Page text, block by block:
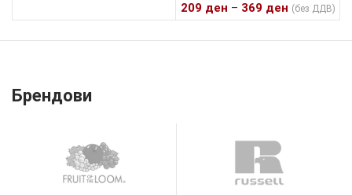
209 ден – 369 ден (без ДДВ)
Брендови